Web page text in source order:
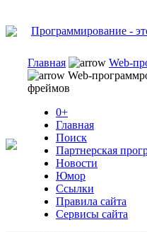
Программирование -
Главная Web-
Web-
фреймов
0+
Главная
Поиск
Партнерская
Новости
Юмор
Ссылки
Правила сайта
Сервисы сайта